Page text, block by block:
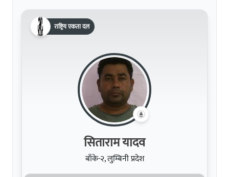
राष्ट्रिय एकता दल
सिताराम यादव
बाँके-२, लुम्बिनी प्रदेश